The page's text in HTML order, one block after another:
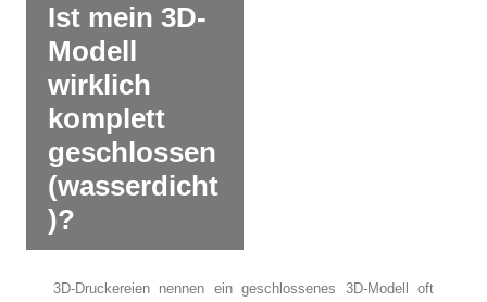
Ist mein 3D-
Modell
wirklich
komplett
geschlossen
(wasserdicht
)?
3D-Druckereien nennen ein geschlossenes 3D-Modell oft